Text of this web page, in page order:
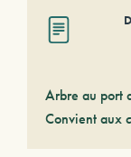
Arbre au port
Convient aux